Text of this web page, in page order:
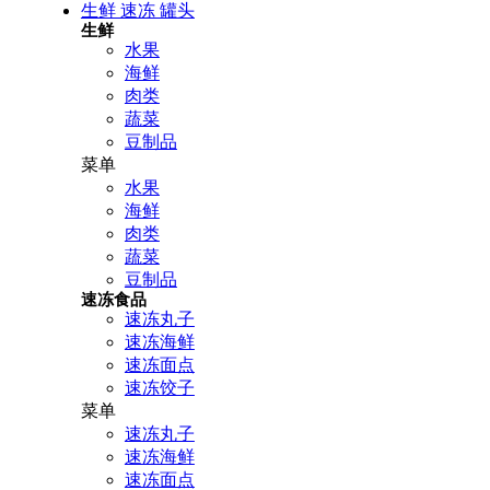
生鲜 速冻 罐头
生鲜
水果
海鲜
肉类
蔬菜
豆制品
菜单
水果
海鲜
肉类
蔬菜
豆制品
速冻食品
速冻丸子
速冻海鲜
速冻面点
速冻饺子
菜单
速冻丸子
速冻海鲜
速冻面点